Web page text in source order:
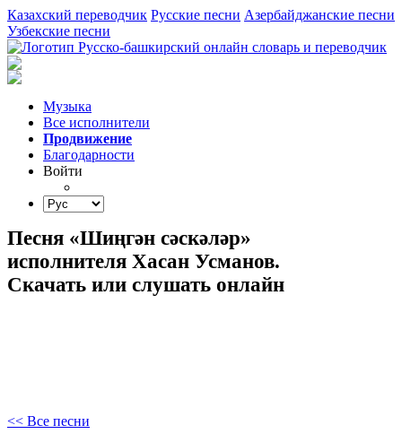
Казахский переводчик Русские песни Азербайджанские песни
Узбекские песни
Музыка
Все исполнители
Продвижение
Благодарности
Войти
Песня «Шиңгән сәскәләр»
исполнителя Хасан Усманов.
Скачать или слушать онлайн
<< Все песни